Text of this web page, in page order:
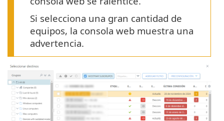
Si selecciona una gran cantidad de
equipos, la consola web muestra una
advertencia.